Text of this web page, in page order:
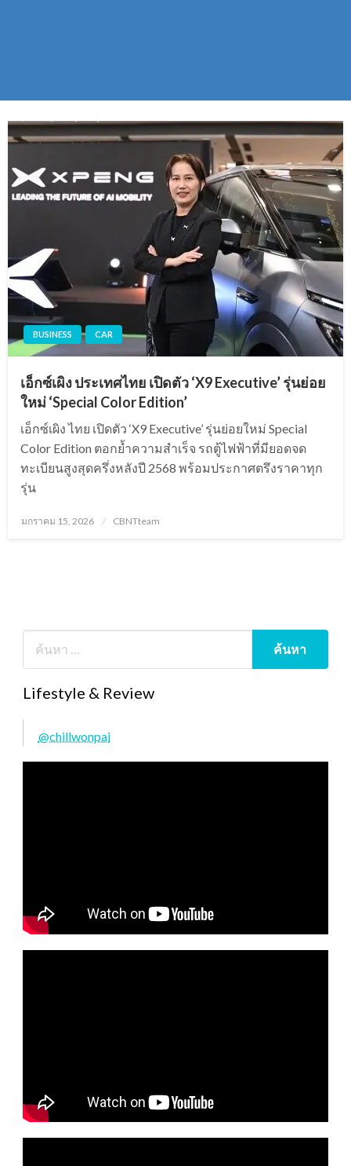
BUSINESS CAR
เอ็กซ์เผิง ประเทศไทย เปิดตัว ‘X9 Executive’ รุ่นย่อย
ใหม่ ‘Special Color Edition’
เอ็กซ์เผิง ไทย เปิดตัว ‘X9 Executive’ รุ่นย่อยใหม่ Special
Color Edition ตอกย้ำความสำเร็จ รถตู้ไฟฟ้าที่มียอดจด
ทะเบียนสูงสุดครึ่งหลังปี 2568 พร้อมประกาศตรึงราคาทุก
รุ่น
Posted
มกราคม 15, 2026 CBNTteam
Lifestyle & Review
@chillwonpai